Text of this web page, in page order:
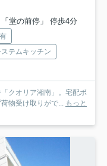
堂の前停」 停歩4分
ステムキッチン
クオリア湘南」。宅配ボ
物受け取りがで...
もっと